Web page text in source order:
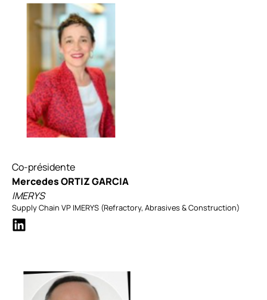
Co-présidente
Mercedes ORTIZ GARCIA
IMERYS
Supply Chain VP IMERYS (Refractory, Abrasives & Construction)